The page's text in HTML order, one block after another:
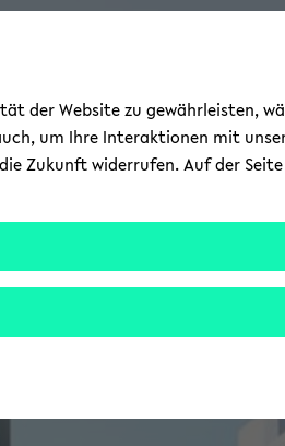
der Website zu gewährleisten,
um Ihre Interaktionen mit
Zukunft widerrufen. Auf der